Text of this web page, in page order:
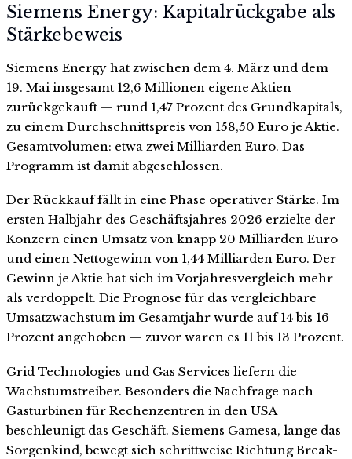
Siemens Energy: Kapitalrückgabe als
Stärkebeweis
Siemens Energy hat zwischen dem 4. März und dem
19. Mai insgesamt 12,6 Millionen eigene Aktien
zurückgekauft — rund 1,47 Prozent des Grundkapitals,
zu einem Durchschnittspreis von 158,50 Euro je Aktie.
Gesamtvolumen: etwa zwei Milliarden Euro. Das
Programm ist damit abgeschlossen.
Der Rückkauf fällt in eine Phase operativer Stärke. Im
ersten Halbjahr des Geschäftsjahres 2026 erzielte der
Konzern einen Umsatz von knapp 20 Milliarden Euro
und einen Nettogewinn von 1,44 Milliarden Euro. Der
Gewinn je Aktie hat sich im Vorjahresvergleich mehr
als verdoppelt. Die Prognose für das vergleichbare
Umsatzwachstum im Gesamtjahr wurde auf 14 bis 16
Prozent angehoben — zuvor waren es 11 bis 13 Prozent.
Grid Technologies und Gas Services liefern die
Wachstumstreiber. Besonders die Nachfrage nach
Gasturbinen für Rechenzentren in den USA
beschleunigt das Geschäft. Siemens Gamesa, lange das
Sorgenkind, bewegt sich schrittweise Richtung Break-